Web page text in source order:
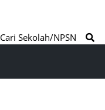
Cari Sekolah/NPSN